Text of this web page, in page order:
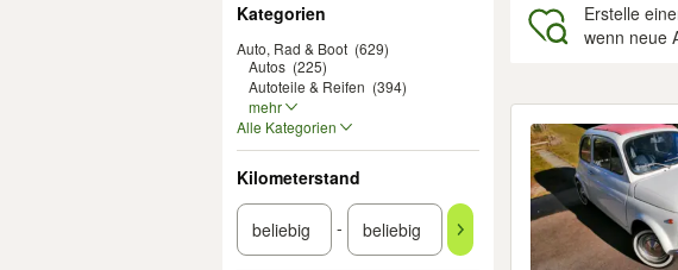
Kategorien
Auto, Rad & Boot (629)
Autos (225)
Autoteile & Reifen (394)
mehr
Alle Kategorien
Kilometerstand
-
Erstelle
wenn neue